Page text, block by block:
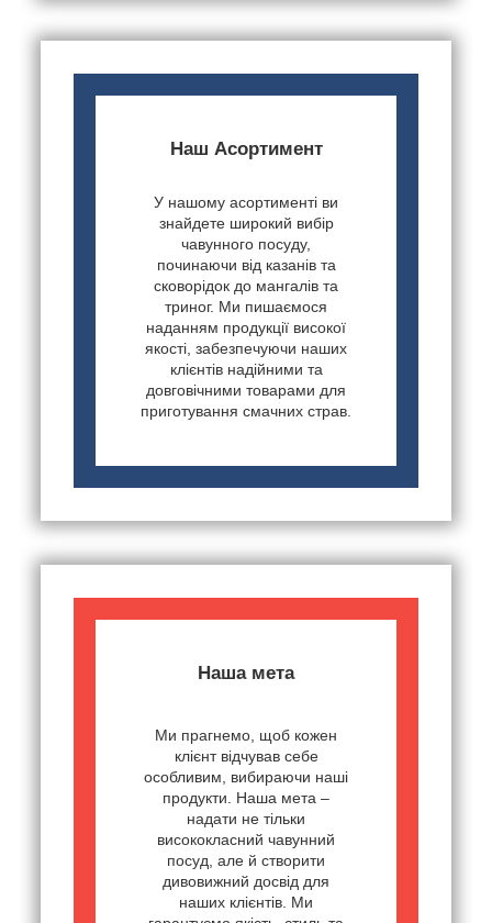
Наш Асортимент
У нашому асортименті ви
знайдете широкий вибір
чавунного посуду,
починаючи від казанів та
сковорідок до мангалів та
триног. Ми пишаємося
наданням продукції високої
якості, забезпечуючи наших
клієнтів надійними та
довговічними товарами для
приготування смачних страв.
Наша мета
Ми прагнемо, щоб кожен
клієнт відчував себе
особливим, вибираючи наші
продукти. Наша мета –
надати не тільки
висококласний чавунний
посуд, але й створити
дивовижний досвід для
наших клієнтів. Ми